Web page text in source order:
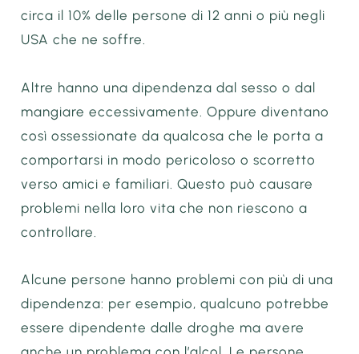
circa il 10% delle persone di 12 anni o più negli
USA che ne soffre.
Altre hanno una dipendenza dal sesso o dal
mangiare eccessivamente. Oppure diventano
così ossessionate da qualcosa che le porta a
comportarsi in modo pericoloso o scorretto
verso amici e familiari. Questo può causare
problemi nella loro vita che non riescono a
controllare.
Alcune persone hanno problemi con più di una
dipendenza: per esempio, qualcuno potrebbe
essere dipendente dalle droghe ma avere